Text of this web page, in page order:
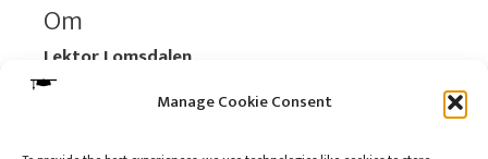
Manage Cookie Consent
Om
Lektor Lomsdalen
Organisasjonsnummer:
920 712 312 MVA